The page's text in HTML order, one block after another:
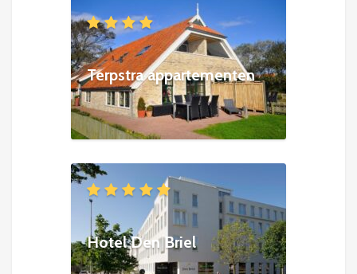
Terpstra appartementen
Hotel Den Briel